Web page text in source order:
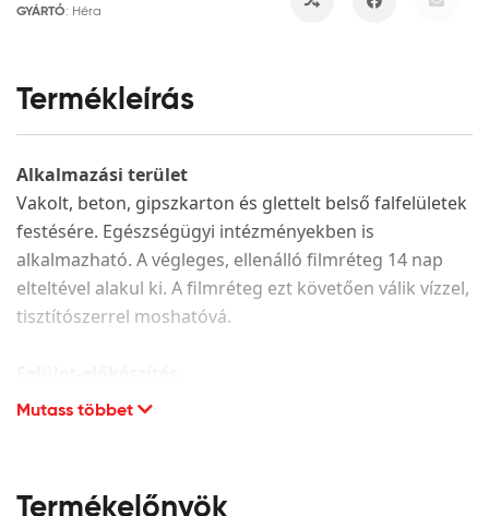
GYÁRTÓ: Héra
Termékleírás
Alkalmazási terület
Vakolt, beton, gipszkarton és glettelt belső falfelületek
festésére. Egészségügyi intézményekben is
alkalmazható. A végleges, ellenálló filmréteg 14 nap
elteltével alakul ki. A filmréteg ezt követően válik vízzel,
tisztítószerrel moshatóvá.
A festendő felület legyen száraz, hordképes,
alapfelületnek megfelelően kijavítani. CMC alapú glett
Mutass többet
Termékelőnyök